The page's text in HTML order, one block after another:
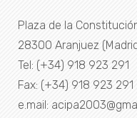
Plaza de la
28300 Aranjuez
Tel: (+34) 918 923 291
Fax: (+34) 918 923 291
e.mail: